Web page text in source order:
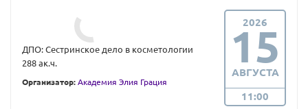
ДПО: Сестринское дело в косметологии
288 ак.ч.
Организатор: Академия Элия Грация
2026
15
АВГУСТА
11:00